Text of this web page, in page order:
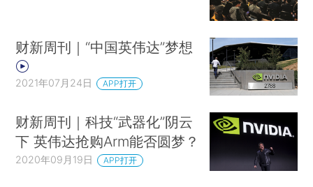
财新周刊｜“中国英伟达”梦想
2021年07月24日 APP打开
财新周刊｜科技“武器化”阴云
下 英伟达抢购Arm能否圆梦？
2020年09月19日 APP打开